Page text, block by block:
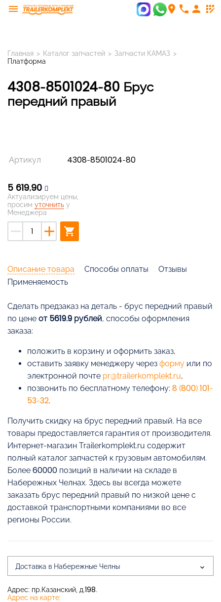
menu room phone person app_registration
Главная > Каталог запчастей > Запчасти КАМАЗ >
Платформа
4308-8501024-80 Брус
передний правый
Артикул 4308-8501024-80
5 619,90
Актуализируем цены,
просим уточнить у
Менеджера
remove add shopping_cart
Описание товара Способы оплаты
Отзывы
Применяемость
Cделать предзаказ на деталь - брус передний правый
по цене от 5619.9 рублей, способы оформления
заказа:
положить в корзину и оформить заказ,
оставить заявку менеджеру через форму или по
электронной почте pr@trailerkomplekt.ru,
позвонить по бесплатному телефону: 8 (800) 101-
53-32.
Получить скидку на брус передний правый. На все
товары предоставляется гарантия от производителя.
Интернет-магазин Trailerkomplekt.ru содержит
полный каталог запчастей к грузовым автомобилям.
Более 60000 позиций в наличии на складе в
Набережных Челнах. Здесь вы всегда можете
заказать брус передний правый по низкой цене с
доставкой транспортными компаниями во все
регионы России.
Доставка в Набережные Челны
Адрес: пр.Казанский, д.198.
Адрес на карте: